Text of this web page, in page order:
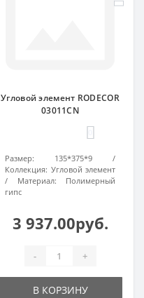
Угловой элемент RODECOR
03011CN
Размер:
135*375*9
Коллекция: Угловой элемент
Материал:
Полимерный
гипс
3 937.00руб.
- +
В КОРЗИНУ